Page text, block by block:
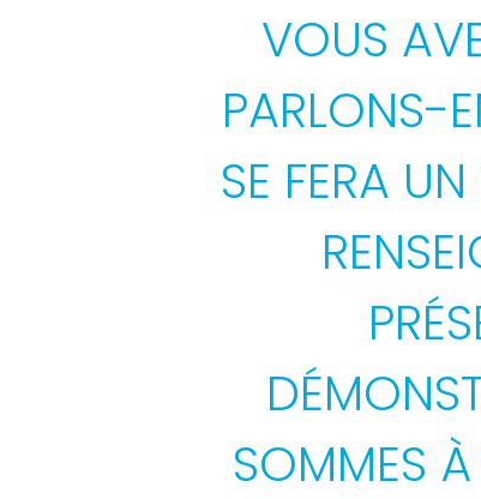
VOUS
PARLONS-
SE FERA
SOMMES